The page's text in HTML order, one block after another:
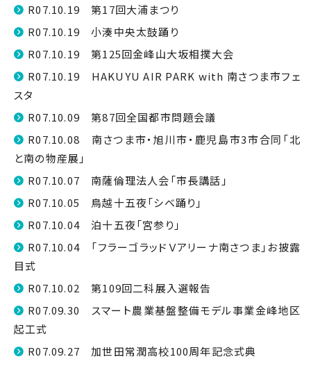
R07.10.19 第17回大浦まつり
R07.10.19 小湊中央太鼓踊り
R07.10.19 第125回金峰山大坂相撲大会
R07.10.19 HAKUYU AIR PARK with 南さつま市フェ
スタ
R07.10.09 第87回全国都市問題会議
R07.10.08 南さつま市・旭川市・鹿児島市3市合同「北
と南の物産展」
R07.10.07 南薩倫理法人会「市長講話」
R07.10.05 鳥越十五夜「シベ踊り」
R07.10.04 泊十五夜「宮参り」
R07.10.04 「フラーゴラッドＶアリーナ南さつま」お披露
目式
R07.10.02 第109回二科展入選報告
R07.09.30 スマート農業基盤整備モデル事業金峰地区
起工式
R07.09.27 加世田常潤高校100周年記念式典